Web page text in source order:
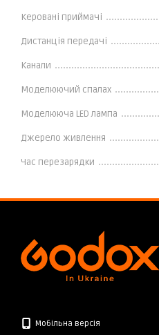
Керовані приймачі
Дистанція передачі
Канали
Моделюючий спалах
Моделююча LED лампа
Джерело живлення
Час перезарядки
Мобільна версія